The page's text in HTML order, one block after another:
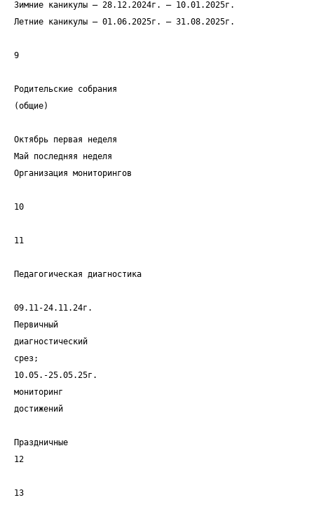
Зимние каникулы – 28.12.2024г. – 10.01.2025г.
Летние каникулы – 01.06.2025г. – 31.08.2025г.
9
Родительские собрания
(общие)
Октябрь первая неделя
Май последняя неделя
Организация мониторингов
10
11
Педагогическая диагностика
09.11-24.11.24г.
Первичный
диагностический
срез;
10.05.-25.05.25г.
мониторинг
достижений
Праздничные
12
13